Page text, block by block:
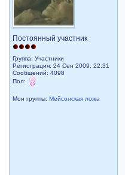
Постоянный участник
Группа: Участники
Регистрация: 24 Сен 2009, 22:31
Сообщений: 4098
Пол:
Мои группы:Мейсонская ложа